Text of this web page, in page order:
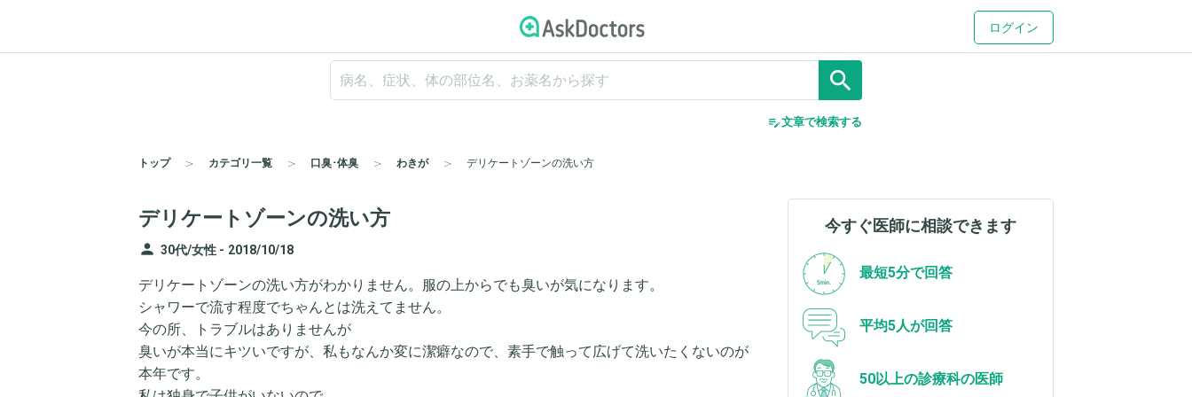
ログイン
search
edit_note文章で検索する
トップ カテゴリ一覧 口臭･体臭 わきが デリケートゾーンの洗い方
デリケートゾーンの洗い方
person 30代/女性 - 2018/10/18
デリケートゾーンの洗い方がわかりません。服の上からでも臭いが気になります。
シャワーで流す程度でちゃんとは洗えてません。
今の所、トラブルはありませんが
臭いが本当にキツいですが、私もなんか変に潔癖なので、素手で触って広げて洗いたくないのが
本年です。
今すぐ医師に相談できます
最短5分で回答
平均5人が回答
50以上の診療科の医師